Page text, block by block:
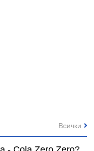
Всички